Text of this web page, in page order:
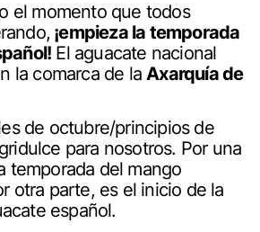
el momento que todos
¡empieza la temporada
El aguacate nacional
la comarca de laAxarquía de
de octubre/principios de
para nosotros. Por una
temporada del mango
otra parte, es el inicio de la
español.